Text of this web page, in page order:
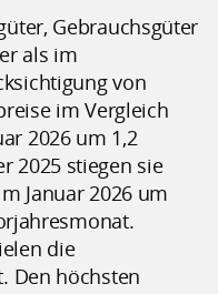
Gebrauchsgüter
als im
von
im Vergleich
2026 um 1,2
2025 stiegen sie
Januar 2026 um
die
Den höchsten